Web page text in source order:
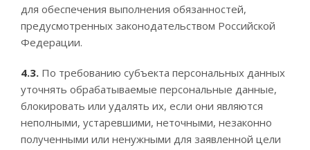
для обеспечения выполнения обязанностей,
предусмотренных законодательством Российской
Федерации.
4.3. По требованию субъекта персональных данных
уточнять обрабатываемые персональные данные,
блокировать или удалять их, если они являются
неполными, устаревшими, неточными, незаконно
полученными или ненужными для заявленной цели